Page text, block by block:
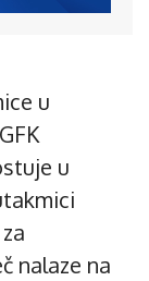
u
u
nalaze na